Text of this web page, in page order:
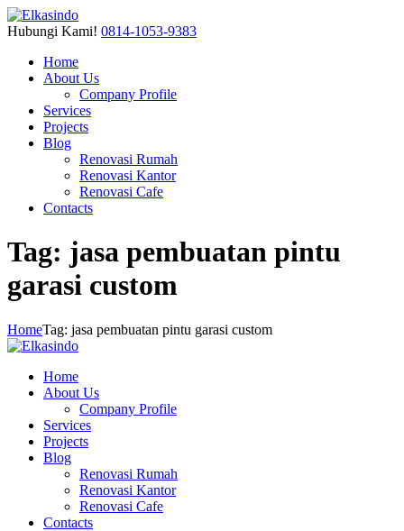
Hubungi Kami! 0814-1053-9383
Home
About Us
Company Profile
Services
Projects
Blog
Renovasi Rumah
Renovasi Kantor
Renovasi Cafe
Contacts
Tag: jasa pembuatan pintu
garasi custom
HomeTag: jasa pembuatan pintu garasi custom
Home
About Us
Company Profile
Services
Projects
Blog
Renovasi Rumah
Renovasi Kantor
Renovasi Cafe
Contacts